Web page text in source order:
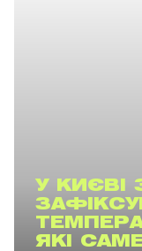
У КИЄВІ
ЯКІ